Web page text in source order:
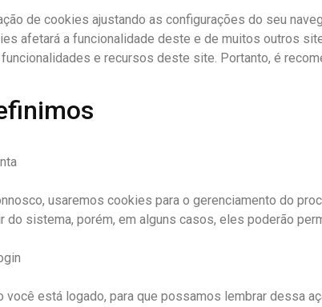
de cookies ajustando as configurações do seu
afetará a funcionalidade deste e de muitos outros
e recursos deste site. Portanto, é
usaremos cookies para o gerenciamento do
do sistema, porém, em alguns casos, eles poderão
está logado, para que possamos lembrar dessa